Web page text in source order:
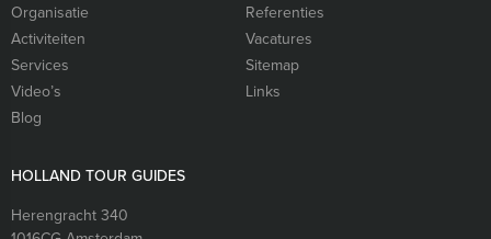
Organisatie
Referenties
Activiteiten
Vacatures
Services
Sitemap
Video’s
Links
Blog
HOLLAND TOUR GUIDES
Herengracht 340